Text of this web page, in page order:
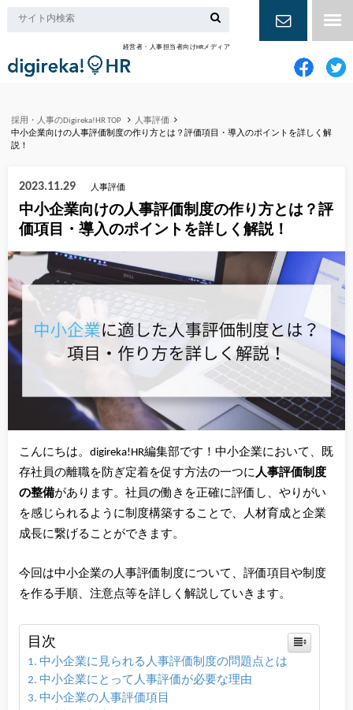
経営者・人事担当者向けHRメディア
お問い合
採用・人事のDigireka!HR TOP
人事評価
中小企業向けの人事評価制度の作り方とは？評価項目・導入のポイントを詳しく解
説！
2023.11.29 人事評価
中小企業向けの人事評価制度の作り方とは？評
価項目・導入のポイントを詳しく解説！
こんにちは。digireka!HR編集部です！中小企業において、既
存社員の離職を防ぎ定着を促す方法の一つに人事評価制度
の整備があります。社員の働きを正確に評価し、やりがい
を感じられるように制度構築することで、人材育成と企業
成長に繋げることができます。
今回は中小企業の人事評価制度について、評価項目や制度
を作る手順、注意点等を詳しく解説していきます。
目次
中小企業に見られる人事評価制度の問題点とは
中小企業にとって人事評価が必要な理由
中小企業の人事評価項目